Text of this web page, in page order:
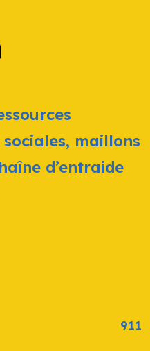
maillons
d’entraide
911